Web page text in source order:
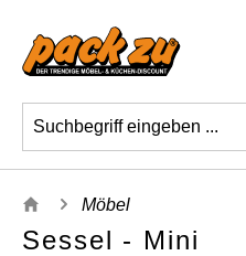
Möbel
Sessel - Mini